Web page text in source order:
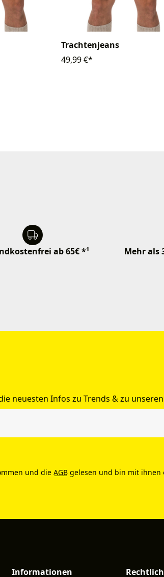
Trachtenjeans
49,99 €*
ab 65€ *¹ Mehr als
neuesten Infos zu Trends & zu
und die AGB gelesen und bin mit ihnen
Informationen